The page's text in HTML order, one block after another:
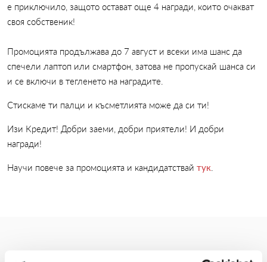
е приключило, защото остават още 4 награди, които очакват
своя собственик!
Промоцията продължава до 7 август и всеки има шанс да
спечели лаптоп или смартфон, затова не пропускай шанса си
и се включи в тегленето на наградите.
Стискаме ти палци и късметлията може да си ти!
Изи Кредит! Добри заеми, добри приятели! И добри
награди!
Научи повече за промоцията и кандидатствай тук.